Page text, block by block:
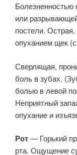
Болезненностью
или
постели.
опуханием щек
Сверлящая,
боль в зубах.
болью в левой
Неприятный
опухание и
Рот— Горький
рта. Ощущение